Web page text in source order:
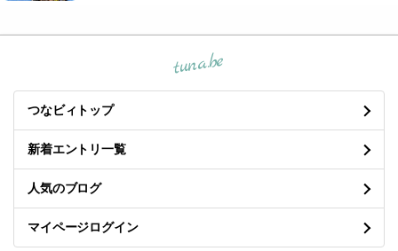
tuna.be
つなビィトップ
新着エントリ一覧
人気のブログ
マイページログイン